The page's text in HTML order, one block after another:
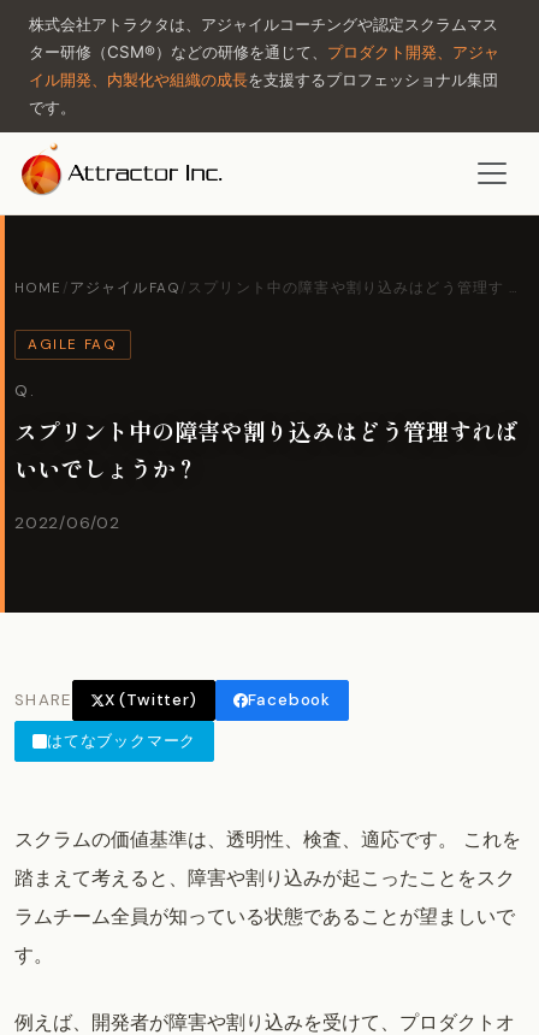
株式会社アトラクタは、アジャイルコーチングや認定スクラムマス
ター研修（CSM®）などの研修を通じて、 プロダクト開発、アジャ
イル開発、内製化や組織の成長を支援するプロフェッショナル集団
です。
HOME / アジャイルFAQ / スプリント中の障害や割り込みはどう管理す …
AGILE FAQ
Q.
スプリント中の障害や割り込みはどう管理すれば
いいでしょうか？
2022/06/02
SHARE X (Twitter)
Facebook
はてなブックマーク
スクラムの価値基準は、透明性、検査、適応です。 これを
踏まえて考えると、障害や割り込みが起こったことをスク
ラムチーム全員が知っている状態であることが望ましいで
す。
例えば、開発者が障害や割り込みを受けて、プロダクトオ